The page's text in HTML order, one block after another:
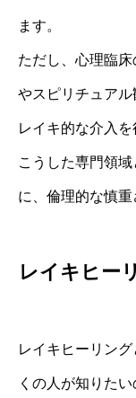
ます。
ただし、心理臨
やスピリチュア
レイキ的な介入を
こうした専門領
に、倫理的な慎重
レイキヒー
レイキヒーリン
くの人が知りた